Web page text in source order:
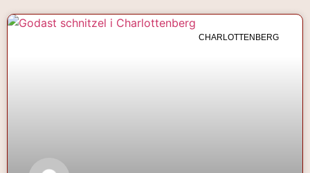
CHARLOTTENBERG